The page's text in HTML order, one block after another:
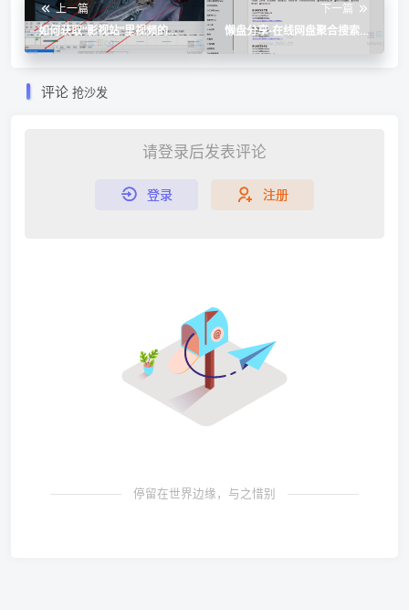
上一篇
如何获取“影视站”里视频的
M3U8播放链接
下一篇
懒盘分享-在线网盘聚合搜索引
评论 抢沙发
请登录后发表评论
登录 注册
停留在世界边缘，与之惜别